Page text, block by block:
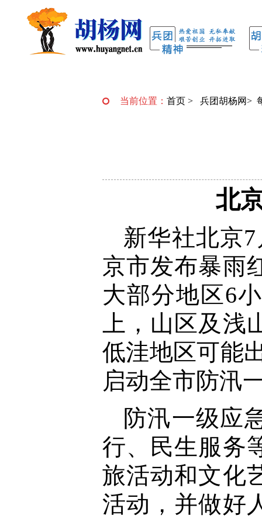
当前位置： 首页 > 兵团胡杨网>
北
新华社北京
京市发布暴雨
大部分地区6
上，山区及浅
低洼地区可能
启动全市防汛
防汛一级应
行、民生服务
旅活动和文化
活动，并做好